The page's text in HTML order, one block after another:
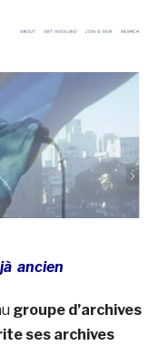
ancien
groupe d’archives
ses archives